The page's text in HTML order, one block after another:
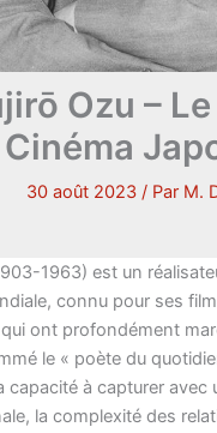
Ozu –
30 août 2023 / Par M.
1963) est un
connu pour ses
ont profondément
le « poète du
capacité à capturer avec
la complexité des